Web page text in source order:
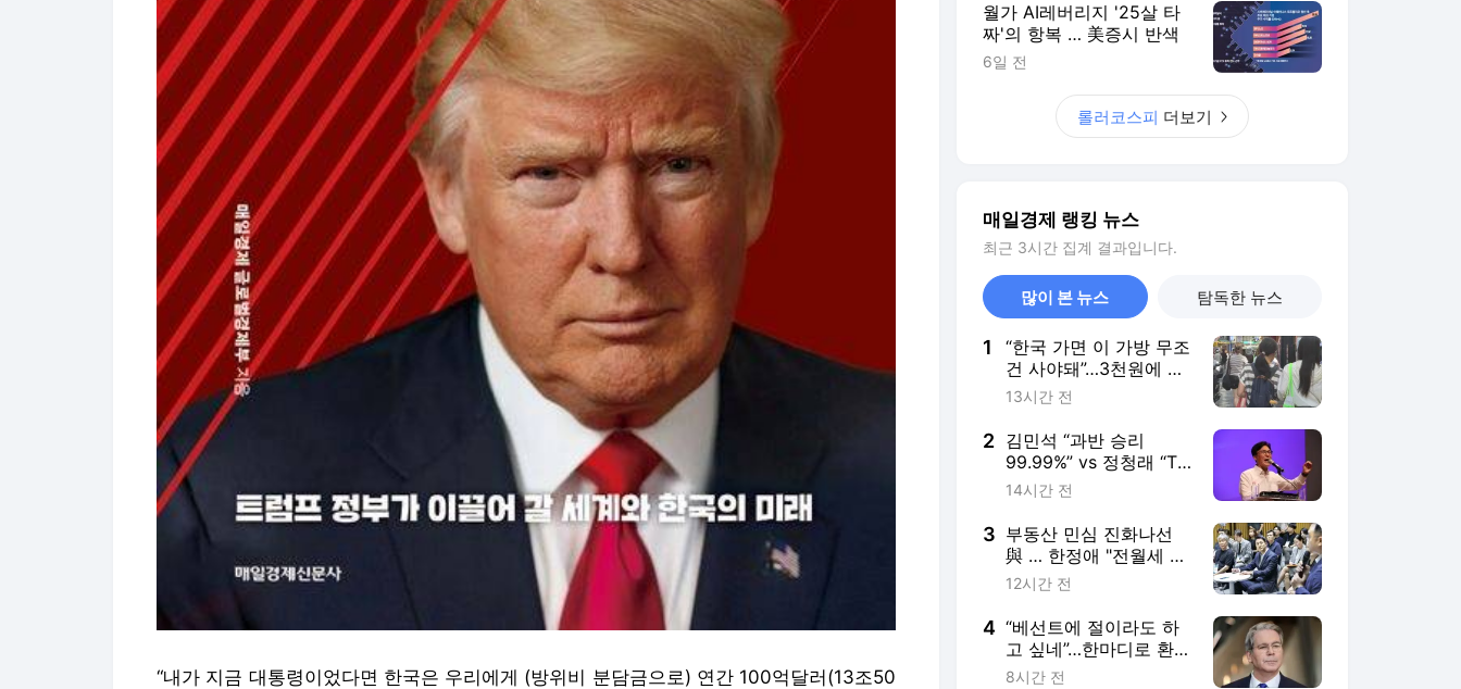
“내가 지금 대통령이었다면 한국은 우리에게 (방위비 분담금으로) 연간 100억달러(13조50
월가 AI레버리지 '25살 타
짜'의 항복 … 美증시 반색
6일 전
롤러코스피 더보기
매일경제 랭킹 뉴스
최근 3시간 집계 결과입니다.
많이 본 뉴스 탐독한 뉴스
1
“한국 가면 이 가방 무조
건 사야돼”…3천원에 외
국인들 싹쓸이해 간다는
13시간 전
2 김민석 “과반 승리
99.99%” vs 정청래 “TV
토론으로 게임 끝”
14시간 전
3 부동산 민심 진화나선
與 … 한정애 "전월세 국
민 우려 잘 안다"
12시간 전
4 “베선트에 절이라도 하
고 싶네”…한마디로 환율
잡아준 ‘우군’ 됐다
8시간 전